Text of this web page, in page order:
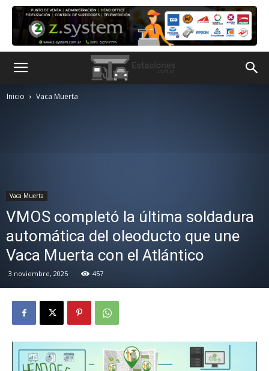
Inicio Vaca Muerta
Vaca Muerta
VMOS completó la última soldadura
automática del oleoducto que une
Vaca Muerta con el Atlántico
3 noviembre, 2025 457